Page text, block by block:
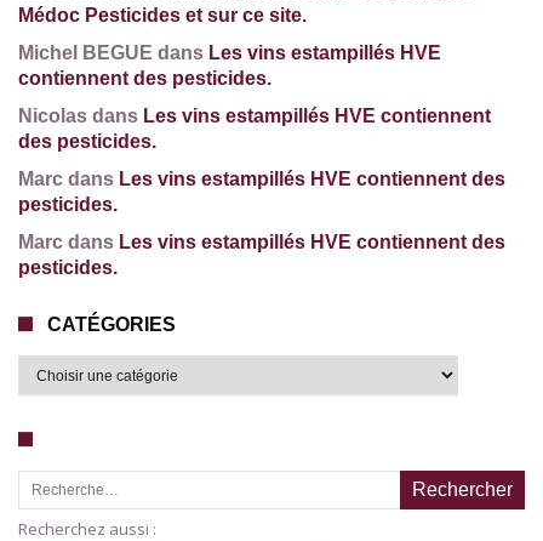
Médoc Pesticides et sur ce site.
Michel BEGUE dans Les vins estampillés HVE
contiennent des pesticides.
Nicolas dans Les vins estampillés HVE contiennent
des pesticides.
Marc dans Les vins estampillés HVE contiennent des
pesticides.
Marc dans Les vins estampillés HVE contiennent des
pesticides.
CATÉGORIES
Recherche pour :
Recherchez aussi :